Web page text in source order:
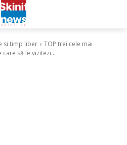
si timp liber
TOP trei cele mai
să le vizitezi...